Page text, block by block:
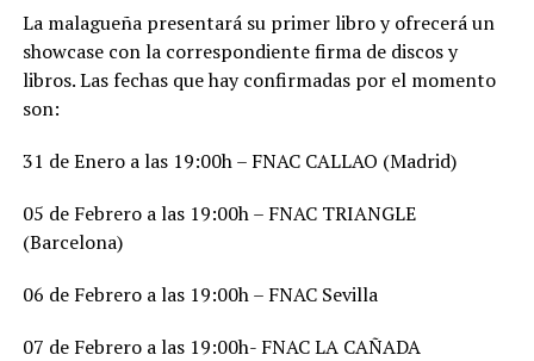
La malagueña presentará su primer libro y ofrecerá un
showcase con la correspondiente firma de discos y
libros. Las fechas que hay confirmadas por el momento
son:
31 de Enero a las 19:00h – FNAC CALLAO (Madrid)
05 de Febrero a las 19:00h – FNAC TRIANGLE
(Barcelona)
06 de Febrero a las 19:00h – FNAC Sevilla
07 de Febrero a las 19:00h- FNAC LA CAÑADA